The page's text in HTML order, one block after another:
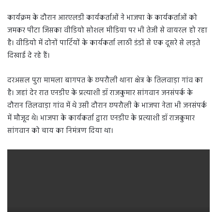
कार्यक्रम के दौरान आरएलडी कार्यकर्ताओं ने भाजपा के कार्यकर्ताओं को
जमकर पीटा जिसका वीडियो सोशल मीडिया पर भी तेजी से वायरल हो रहा
है। वीडियो में दोनों पार्टियों के कार्यकर्ता लाठी डंडों से एक दूसरे से लड़ते
दिखाई दे रहे हैं।
दरअसल पुरा मामला बागपत के छपरौली थाना क्षेत्र के तिलवाड़ा गांव का
है। जहां देर रात एनडीए के प्रत्याशी डॉ राजकुमार सांगवान जनसंपर्क के
दौरान तिलवाड़ा गांव में थे उसी दौरान छपरौली के भाजपा नेता भी जनसंपर्क
में मौजूद थे। भाजपा के कार्यकर्ता द्वारा एनडीए के प्रत्याशी डॉ राजकुमार
सांगवान को चाय का निमंत्रण दिया था।